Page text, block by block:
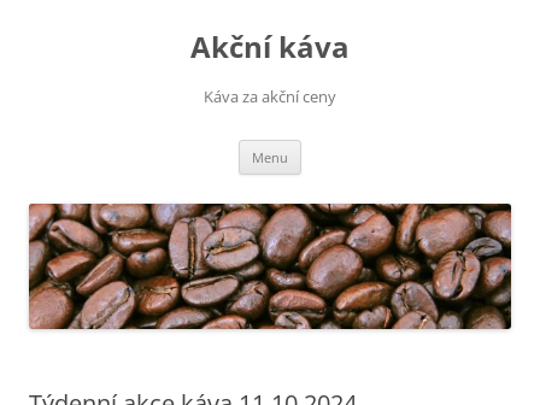
Akční káva
Káva za akční ceny
Menu